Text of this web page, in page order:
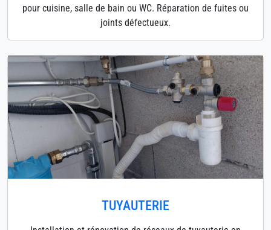
pour cuisine, salle de bain ou WC. Réparation de fuites ou
joints défectueux.
TUYAUTERIE